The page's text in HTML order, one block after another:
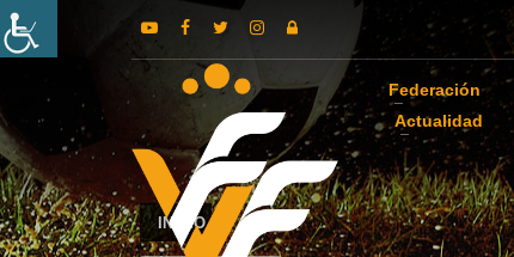
Federación
Actualidad
INICIO